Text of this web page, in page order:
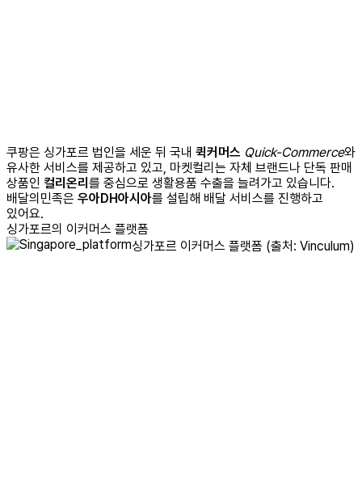
쿠팡은 싱가포르 법인을 세운 뒤 국내 퀵커머스 Quick-Commerce와
유사한 서비스를 제공하고 있고, 마켓컬리는 자체 브랜드나 단독 판매
상품인 컬리온리 를 중심으로 생활용품 수출을 늘려가고 있습니다.
배달의민족은 우아DH아시아를 설립해 배달 서비스를 진행하고
있어요.
싱가포르의 이커머스 플랫폼
싱가포르 이커머스 플랫폼 (출처: Vinculum)